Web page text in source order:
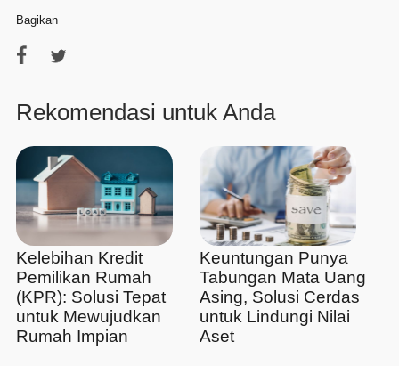
Bagikan
Rekomendasi untuk Anda
Kelebihan Kredit
Pemilikan Rumah
(KPR): Solusi Tepat
untuk Mewujudkan
Rumah Impian
Keuntungan Punya
Tabungan Mata Uang
Asing, Solusi Cerdas
untuk Lindungi Nilai
Aset